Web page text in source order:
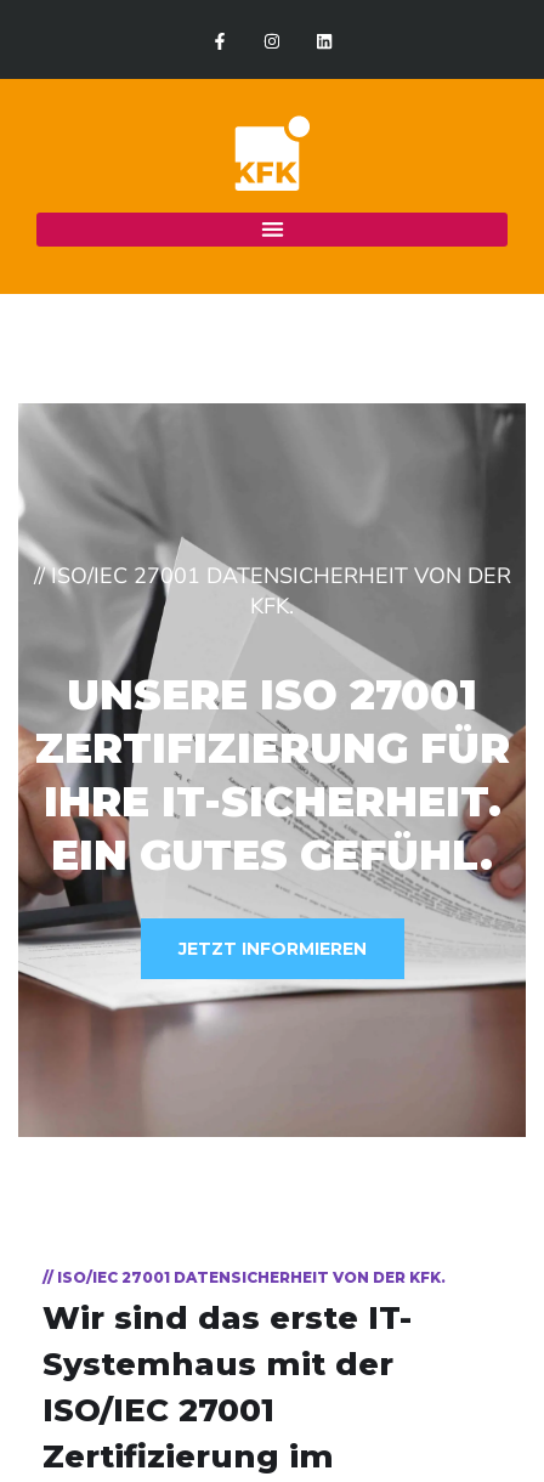
// ISO/IEC 27001 DATENSICHERHEIT VON DER
KFK.
UNSERE ISO 27001
ZERTIFIZIERUNG FÜR
IHRE IT-SICHERHEIT.
EIN GUTES GEFÜHL.
JETZT INFORMIEREN
// ISO/IEC 27001 DATENSICHERHEIT VON DER KFK.
Wir sind das erste IT-
Systemhaus mit der
ISO/IEC 27001
Zertifizierung im